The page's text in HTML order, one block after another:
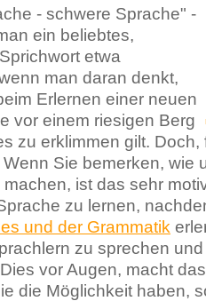
- schwere Sprache" -
ein beliebtes,
etwa
man daran denkt,
Erlernen einer neuen
vor einem riesigen Berg
zu erklimmen gilt.
Sie bemerken, wie
machen, ist das sehr
zu lernen,
und der Grammatik
zu sprechen
vor Augen, macht
die Möglichkeit haben,